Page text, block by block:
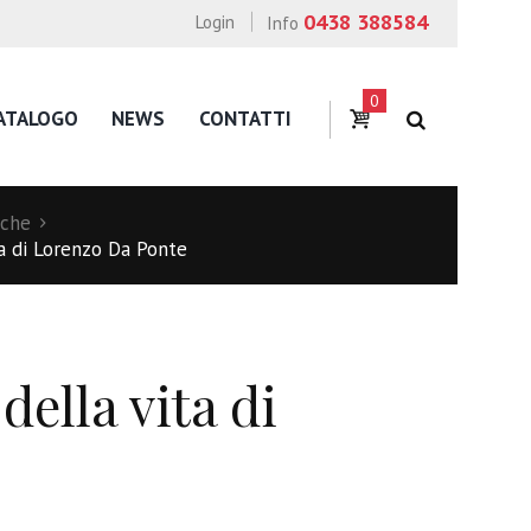
Info 0438 388584
Login
NEWS CONTATTI
0
Lorenzo Da Ponte
vita di